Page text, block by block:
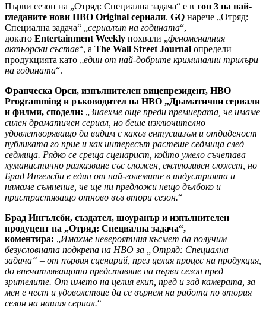
Първи сезон на „Отряд: Специална задача“ е в топ 3 на най-
гледаните нови HBO Original сериали. GQ нарече „Отряд:
Специална задача“ „сериалът на годината“,
докато Entertainment Weekly похвали „феноменалния
актьорски състав“, а The Wall Street Journal определи
продукцията като „един от най-добрите криминални трилъри
на годината“.
Франческа Орси, изпълнителен вицепрезидент, HBO
Programming и ръководител на HBO „Драматични сериали
и филми, сподели: „Знаехме още преди премиерата, че имаме
силен драматичен сериал, но беше изключително
удовлетворяващо да видим с какъв ентусиазъм и отдаденост
публиката го прие и как интересът растеше седмица след
седмица. Рядко се среща сценарист, който умело съчетава
хуманистично разказване със сложен, експлозивен сюжет, но
Брад Ингелсби е един от най-големите в индустрията и
нямаме съмнение, че ще ни предложи нещо дълбоко и
пристрастяващо отново във втори сезон.“
Брад Ингълсби, създател, шоуранър и изпълнителен
продуцент на „Отряд: Специална задача“,
коментира: „Имахме невероятния късмет да получим
безусловната подкрепа на HBO за „Отряд: Специална
задача“ – от първия сценарий, през целия процес на продукция,
до впечатляващото представяне на първи сезон пред
зрителите. От името на целия екип, пред и зад камерата, за
мен е чест и удоволствие да се върнем на работа по втория
сезон на нашия сериал.“